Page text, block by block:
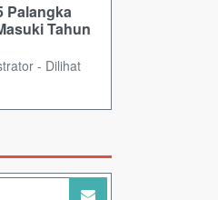
Palangka
Tahun
- Dilihat